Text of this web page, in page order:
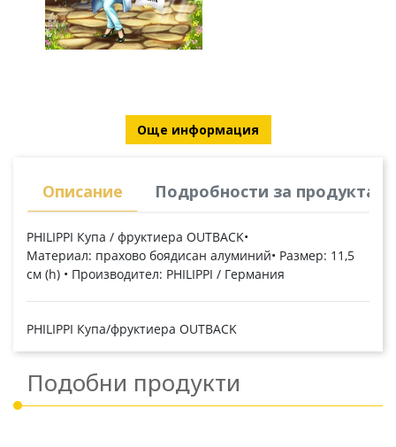
Още информация
Описание Подробности за продукта
PHILIPPI Купа / фруктиера OUTBACK•
Материал: прахово боядисан алуминий• Размер: 11,5
см (h) • Производител: PHILIPPI / Германия
PHILIPPI Купа/фруктиера OUTBACK
Подобни продукти